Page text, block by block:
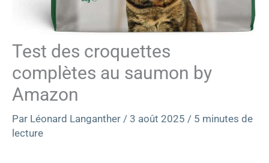
Test des croquettes
complètes au saumon by
Amazon
Par Léonard Langanther / 3 août 2025 / 5 minutes de
lecture